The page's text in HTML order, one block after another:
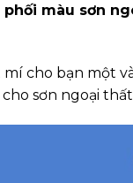
phối màu sơn
mí cho bạn một
sơn ngoại